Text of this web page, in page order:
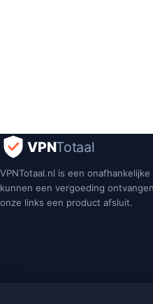
VPNTotaal
VPNTotaal.nl is een onafhankelijke
kunnen een vergoeding
onze links een product afsluit.